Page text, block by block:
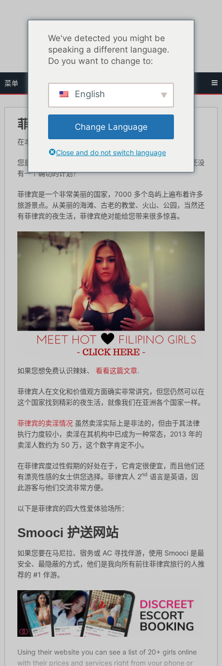
菜单
菲律宾的性爱场所
在本指南中，您将找到菲律宾最佳的性爱场所。
您是否一直计划在菲律宾度过一个优质而有趣的假期，但还没
有一个确切的计划？
菲律宾是一个非常美丽的国家，7000 多个岛屿上遍布着许多
旅游景点。从美丽的海滩、古老的教堂、火山、公园，当然还
有菲律宾的夜生活，菲律宾绝对能给您带来很多惊喜。
如果您想免费认识辣妹、 看看这篇文章.
菲律宾人在文化和价值观方面确实非常讲究，但您仍然可以在
这个国家找到精彩的夜生活，就像我们在亚洲各个国家一样。
菲律宾的卖淫情况 虽然卖淫实际上是非法的，但由于其法律
执行力度较小，卖淫在其机构中已成为一种常态，2013 年的
卖淫人数约为 50 万，这个数字肯定不小。
在菲律宾度过性假期的好处在于，它肯定很便宜，而且他们还
有漂亮性感的女士供您选择。菲律宾人 2nd 语言是英语，因
此游客与他们交流非常方便。
以下是菲律宾的四大性爱体验场所：
Smooci 护送网站
如果您要在马尼拉、宿务或 AC 寻找伴游，使用 Smooci 是最
安全、最隐蔽的方式，他们是我向所有前往菲律宾旅行的人推
荐的 #1 伴游。
Using their website you can see a list of 20+ girls online
with their prices and services right from your phone or
We've detected you might be
speaking a different language.
Do you want to change to:
English
Change Language
Close and do not switch language